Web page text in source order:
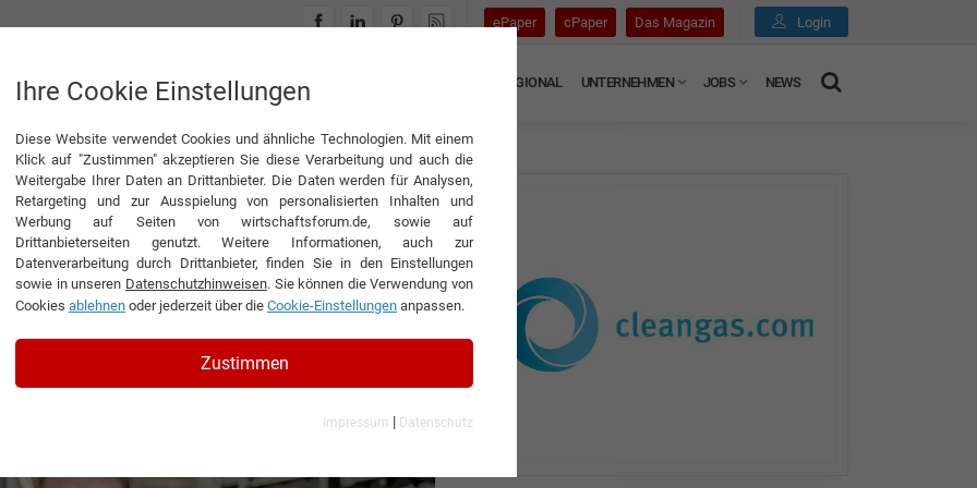
ePaper cPaper Das Magazin Login
INTERVIEWS REGIONAL UNTERNEHMEN JOBS NEWS
– Trockeneis, ­Technik und Zukunftsenergie
­Technik und
der CLEANGAS Verwaltungs GmbH
Ihre Cookie Einstellungen
Diese Website verwendet Cookies und ähnliche Technologien. Mit einem
Klick auf "Zustimmen" akzeptieren Sie diese Verarbeitung und auch die
Weitergabe Ihrer Daten an Drittanbieter. Die Daten werden für Analysen,
Retargeting und zur Ausspielung von personalisierten Inhalten und
Werbung auf Seiten von wirtschaftsforum.de, sowie auf
Drittanbieterseiten genutzt. Weitere Informationen, auch zur
Datenverarbeitung durch Drittanbieter, finden Sie in den Einstellungen
sowie in unseren Datenschutzhinweisen. Sie können die Verwendung von
Cookies ablehnen oder jederzeit über die Cookie-Einstellungen anpassen.
Zustimmen
Impressum | Datenschutz